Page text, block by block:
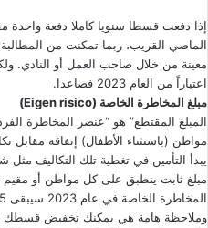
إذا دفعت قسطا سنويا كاملا دفعة
الماضي القريب، ربما تمكنت من
معينة من خلال صاحب العمل أو النادي.
اعتباراً من العام 2023 فصاعدا.
مبلغ المخاطرة الخاصة (Eigen risico)
المبلغ المقتطع” هو “عنصر المخاطرة
مواطن (باستثناء الأطفال) إنفاقه مقابل
يبدأ التأمين في تغطية تلك التكاليف
مبلغ ثابت ينطبق على كل مواطن أو مقيم
المخاطرة الخاصة في عام 2023 سيبقى 385 يورو.